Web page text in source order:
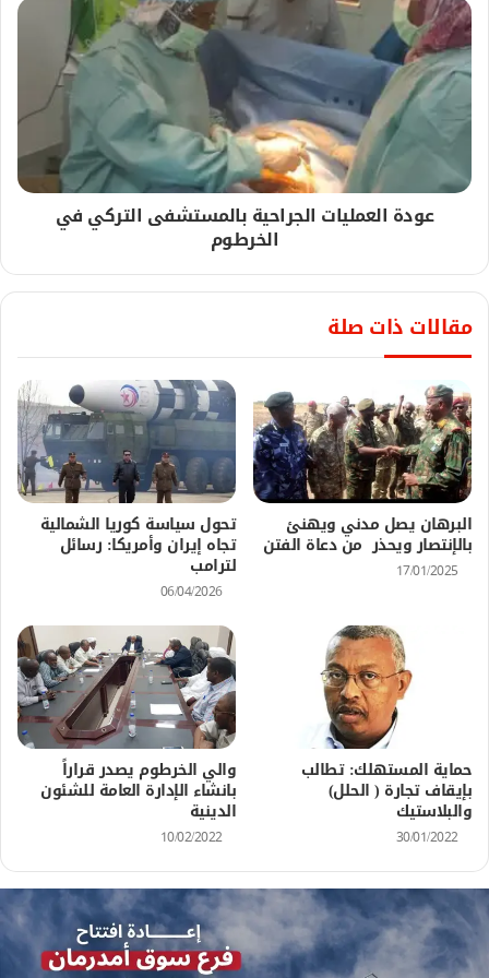
عودة العمليات الجراحية بالمستشفى التركي في
الخرطوم
مقالات ذات صلة
البرهان يصل مدني ويهنئ
بالإنتصار ويحذر من دعاة الفتن
17/01/2025
تحول سياسة كوريا الشمالية
تجاه إيران وأمريكا: رسائل
لترامب
06/04/2026
حماية المستهلك: تطالب
بإيقاف تجارة ( الحلل)
والبلاستيك
30/01/2022
والي الخرطوم يصدر قراراً
بانشاء الإدارة العامة للشئون
الدينية
10/02/2022